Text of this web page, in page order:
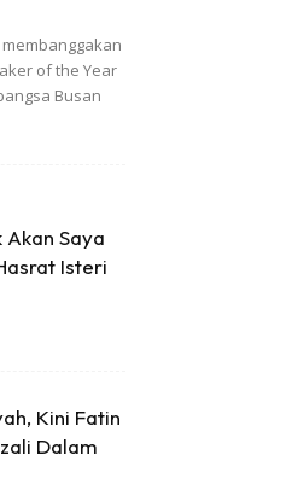
of the Year
Busan
Akan Saya
Isteri
Kini Fatin
Dalam